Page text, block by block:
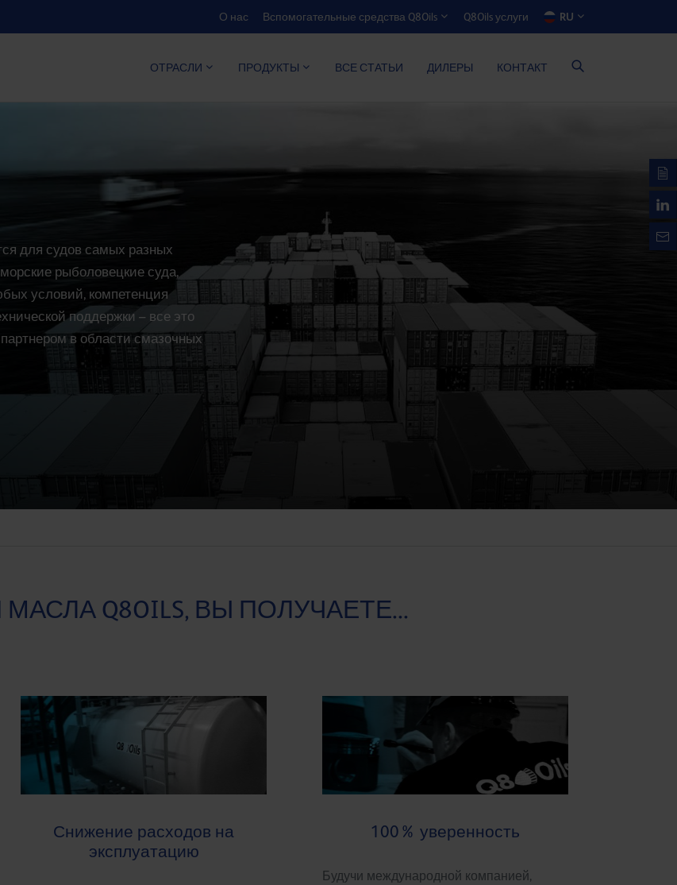
О нас Вспомогательные средства Q8Oils Q8Oils услуги RU
ОТРАСЛИ ПРОДУКТЫ ВСЕ СТАТЬИ ДИЛЕРЫ КОНТАКТ
для судов самых разных
рыболовецкие суда,
условий, компетенция
поддержки – все это
в области смазочных
Q8OILS, ВЫ ПОЛУЧАЕТЕ...
Снижение расходов на
эксплуатацию
100% уверенность
Будучи международной компанией,